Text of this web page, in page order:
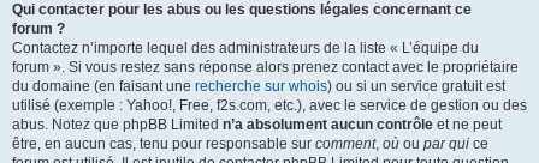
Qui contacter pour les abus ou les questions légales concernant ce
forum ?
Contactez n’importe lequel des administrateurs de la liste « L’équipe du
forum ». Si vous restez sans réponse alors prenez contact avec le propriétaire
du domaine (en faisant une recherche sur whois) ou si un service gratuit est
utilisé (exemple : Yahoo!, Free, f2s.com, etc.), avec le service de gestion ou des
abus. Notez que phpBB Limited n’a absolument aucun contrôle et ne peut
être, en aucun cas, tenu pour responsable sur comment, où ou par qui ce